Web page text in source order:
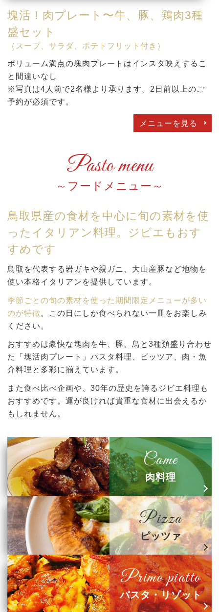
塊活！肉プレート〜牛、豚、鶏肉3種
盛セット
（スープ、サラダ、ポテトフリット付き）
ボリューム満点の塊肉プレートはインスタ映えするこ
と間違いなし
※写真は4人前で2名様より承ります。2日前以上のご
予約が必須です。
メニューを見る
Pasto menu
フードメニュー
鳥取県産の食材を中心に旬の素材を使
ったイタリアン料理。ジビエもおす
すめです
鳥取を代表する岩ガキや親ガニ、大山産豚など地物を
使い本格イタリアンを提供しています。
季節ごとの旬の素材を使った期間限定メニューが多い
のが特徴 。この日にしか食べられない一皿をお楽しみ
ください。
おすすめは豪快な塊肉を牛、豚、鳥と3種類盛り合わせ
た「塊活肉プレート」パスタ料理、ピッツア、肉・魚
介料理と多彩に揃えています。
また食べ比べ企画や、30年の歴史を誇るジビエ料理も
おすすめです。運が良ければ貴重な食材に出会えるか
もしれません。
Came
肉料理
Pizza
ピッツァ
Primo piatto
パスタ・リゾット